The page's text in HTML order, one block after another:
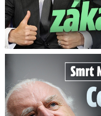
Smrt Milana Knížáka